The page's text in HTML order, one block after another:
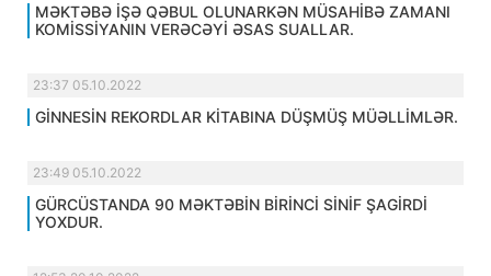
MƏKTƏBƏ İŞƏ QƏBUL OLUNARKƏN MÜSAHİBƏ ZAMANI
KOMİSSİYANIN VERƏCƏYİ ƏSAS SUALLAR.
23:37 05.10.2022
GİNNESİN REKORDLAR KİTABINA DÜŞMÜŞ MÜƏLLİMLƏR.
23:49 05.10.2022
GÜRCÜSTANDA 90 MƏKTƏBİN BİRİNCİ SİNİF ŞAGİRDİ
YOXDUR.